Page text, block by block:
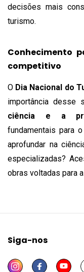
decisões mais
turismo.
Conhecimento
competitivo
O Dia Nacional do
importância desse
ciência e a
fundamentais para
aprofundar na
especializadas?
obras voltadas para
Siga-nos